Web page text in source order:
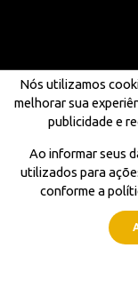
Nós utilizamos
melhorar sua
publicidade e
Ao informar seus
utilizados para
conforme a